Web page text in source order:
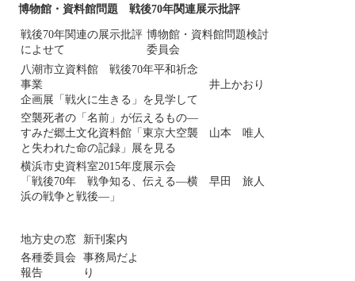
博物館・資料館問題 戦後70年関連展示批評
戦後70年関連の展示批評
によせて
博物館・資料館問題検討
委員会
八潮市立資料館 戦後70年平和祈念
事業
企画展「戦火に生きる」を見学して
井上かおり
空襲死者の「名前」が伝えるもの―
すみだ郷土文化資料館「東京大空襲
と失われた命の記録」展を見る
山本 唯人
横浜市史資料室2015年度展示会
「戦後70年 戦争知る、伝える―横
浜の戦争と戦後―」
早田 旅人
地方史の窓
新刊案内
各種委員会
報告
事務局だよ
り